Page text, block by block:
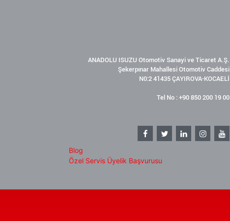
ANADOLU ISUZU Otomotiv Sanayi ve Ticaret A.Ş.
Şekerpınar Mahallesi Otomotiv Caddesi
N0:2 41435 ÇAYIROVA-KOCAELİ
Tel No : +90 850 200 19 00
Blog
Özel Servis Üyelik Başvurusu